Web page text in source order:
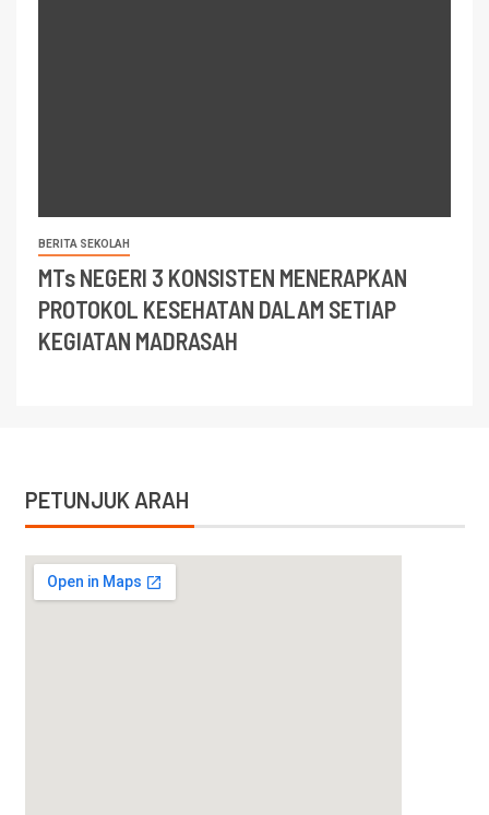
BERITA SEKOLAH
MTs NEGERI 3 KONSISTEN MENERAPKAN
PROTOKOL KESEHATAN DALAM SETIAP
KEGIATAN MADRASAH
PETUNJUK ARAH